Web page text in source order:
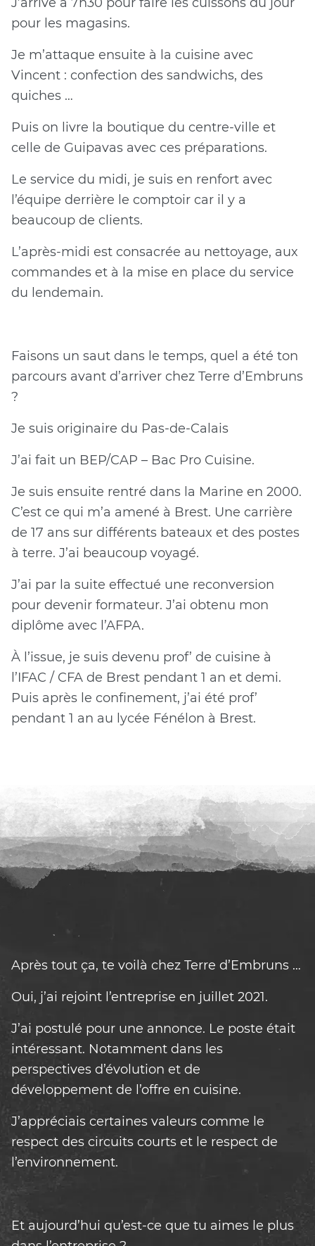
pour les magasins.
Je m’attaque ensuite à la cuisine avec
Vincent : confection des sandwichs, des
quiches …
Puis on livre la boutique du centre-ville et
celle de Guipavas avec ces préparations.
Le service du midi, je suis en renfort avec
l’équipe derrière le comptoir car il y a
beaucoup de clients.
L’après-midi est consacrée au nettoyage, aux
commandes et à la mise en place du service
du lendemain.
Faisons un saut dans le temps, quel a été ton
parcours avant d’arriver chez Terre d’Embruns
?
Je suis originaire du Pas-de-Calais
J’ai fait un BEP/CAP – Bac Pro Cuisine.
Je suis ensuite rentré dans la Marine en 2000.
C’est ce qui m’a amené à Brest. Une carrière
de 17 ans sur différents bateaux et des postes
à terre. J’ai beaucoup voyagé.
J’ai par la suite effectué une reconversion
pour devenir formateur. J’ai obtenu mon
diplôme avec l’AFPA.
À l’issue, je suis devenu prof’ de cuisine à
l’IFAC / CFA de Brest pendant 1 an et demi.
Puis après le confinement, j’ai été prof’
pendant 1 an au lycée Fénélon à Brest.
Après tout ça, te voilà chez Terre d’Embruns …
Oui, j’ai rejoint l’entreprise en juillet 2021.
J’ai postulé pour une annonce. Le poste était
intéressant. Notamment dans les
perspectives d’évolution et de
développement de l’offre en cuisine.
J’appréciais certaines valeurs comme le
respect des circuits courts et le respect de
l’environnement.
Et aujourd’hui qu’est-ce que tu aimes le plus